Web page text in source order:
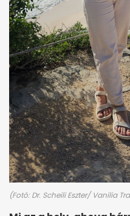
(Fotó: Dr. Scheili Eszter/ Vanilia